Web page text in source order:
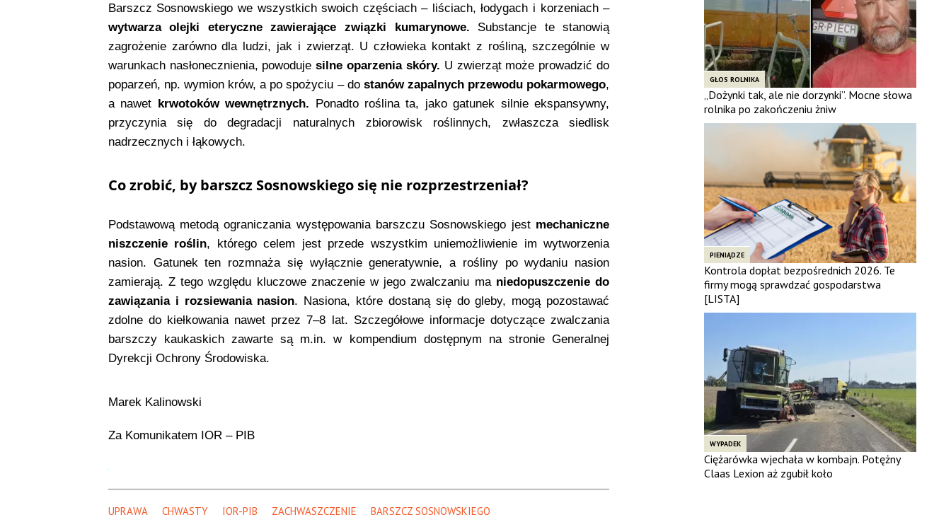
Barszcz Sosnowskiego we wszystkich swoich częściach – liściach, łodygach i korzeniach –
wytwarza olejki eteryczne zawierające związki kumarynowe. Substancje te stanowią
zagrożenie zarówno dla ludzi, jak i zwierząt. U człowieka kontakt z rośliną, szczególnie w
warunkach nasłonecznienia, powoduje silne oparzenia skóry. U zwierząt może prowadzić do
poparzeń, np. wymion krów, a po spożyciu – do stanów zapalnych przewodu pokarmowego,
a nawet krwotoków wewnętrznych. Ponadto roślina ta, jako gatunek silnie ekspansywny,
przyczynia się do degradacji naturalnych zbiorowisk roślinnych, zwłaszcza siedlisk
nadrzecznych i łąkowych.
Co zrobić, by barszcz Sosnowskiego się nie rozprzestrzeniał?
Podstawową metodą ograniczania występowania barszczu Sosnowskiego jest mechaniczne
niszczenie roślin, którego celem jest przede wszystkim uniemożliwienie im wytworzenia
nasion. Gatunek ten rozmnaża się wyłącznie generatywnie, a rośliny po wydaniu nasion
zamierają. Z tego względu kluczowe znaczenie w jego zwalczaniu ma niedopuszczenie do
zawiązania i rozsiewania nasion. Nasiona, które dostaną się do gleby, mogą pozostawać
zdolne do kiełkowania nawet przez 7–8 lat. Szczegółowe informacje dotyczące zwalczania
barszczy kaukaskich zawarte są m.in. w kompendium dostępnym na stronie Generalnej
Dyrekcji Ochrony Środowiska.
Marek Kalinowski
Za Komunikatem IOR – PIB
UPRAWA CHWASTY IOR-PIB ZACHWASZCZENIE BARSZCZ SOSNOWSKIEGO
GŁOS ROLNIKA
„Dożynki tak, ale nie dorzynki”. Mocne słowa
rolnika po zakończeniu żniw
PIENIĄDZE
Kontrola dopłat bezpośrednich 2026. Te
firmy mogą sprawdzać gospodarstwa
[LISTA]
WYPADEK
Ciężarówka wjechała w kombajn. Potężny
Claas Lexion aż zgubił koło